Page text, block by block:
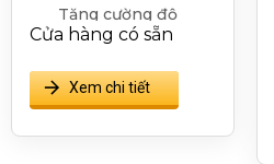
Tăng cường độ
bám dính: Tạo lớp
hiệu quả giữa bề
mặt nền và lớp sơn
phủ hoàn thiện.
Khả năng thẩm
Cửa hàng có sẵn
Xem chi tiết